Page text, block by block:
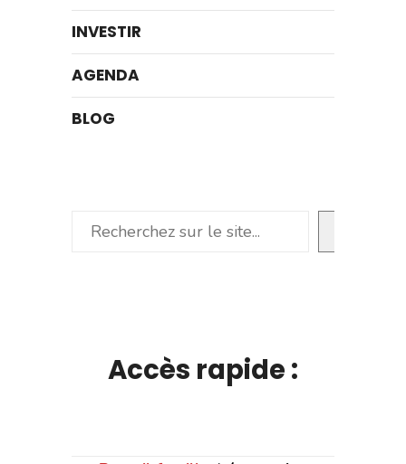
INVESTIR
AGENDA
BLOG
Rechercher
Accès rapide :